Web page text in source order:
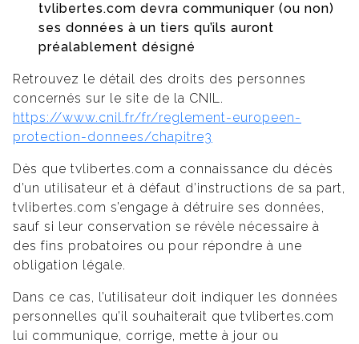
tvlibertes.com devra communiquer (ou non)
ses données à un tiers qu’ils auront
préalablement désigné
Retrouvez le détail des droits des personnes
concernés sur le site de la CNIL.
https://www.cnil.fr/fr/reglement-europeen-
protection-donnees/chapitre3
Dès que tvlibertes.com a connaissance du décès
d’un utilisateur et à défaut d’instructions de sa part,
tvlibertes.com s’engage à détruire ses données,
sauf si leur conservation se révèle nécessaire à
des fins probatoires ou pour répondre à une
obligation légale.
Dans ce cas, l’utilisateur doit indiquer les données
personnelles qu’il souhaiterait que tvlibertes.com
lui communique, corrige, mette à jour ou